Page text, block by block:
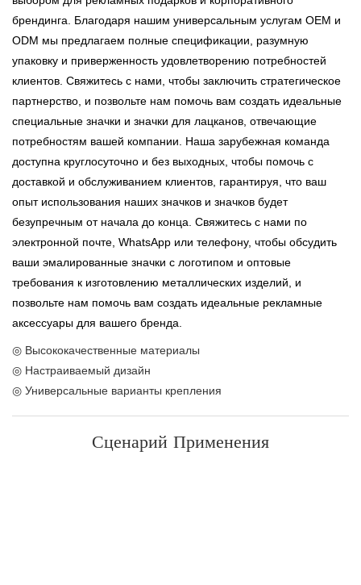
брендинга. Благодаря нашим универсальным услугам OEM и
ODM мы предлагаем полные спецификации, разумную
упаковку и приверженность удовлетворению потребностей
клиентов. Свяжитесь с нами, чтобы заключить стратегическое
партнерство, и позвольте нам помочь вам создать идеальные
специальные значки и значки для лацканов, отвечающие
потребностям вашей компании. Наша зарубежная команда
доступна круглосуточно и без выходных, чтобы помочь с
доставкой и обслуживанием клиентов, гарантируя, что ваш
опыт использования наших значков и значков будет
безупречным от начала до конца. Свяжитесь с нами по
электронной почте, WhatsApp или телефону, чтобы обсудить
ваши эмалированные значки с логотипом и оптовые
требования к изготовлению металлических изделий, и
позвольте нам помочь вам создать идеальные рекламные
аксессуары для вашего бренда.
◎ Высококачественные материалы
◎ Настраиваемый дизайн
◎ Универсальные варианты крепления
Сценарий Применения